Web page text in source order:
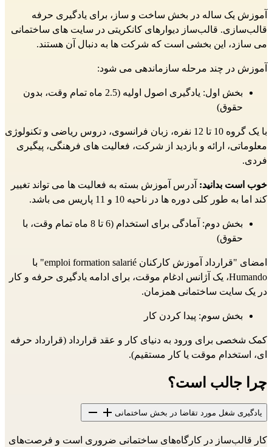
آموزش یک ساله در بخش ساخت و ساز، برای یادگیری حرفه
قالب‌سازی. قالب‌ساز دیوارهای کانکریتی در سایت های ساختمانی
می سازد، این بخشی است که شرکت ها به دنبال آن هستند.
آموزش در چند مرحله سازماندهی می شود:
بخش اول: یادگیری اصول اولیه (2.5 ماه تمام وقت، بدون
حقوق)
با یک گروه 10 تا 12 نفره، زبان فرانسوی، دروس ریاضی و تکنولوژی
معلوماتی، ارائه و بازدید از شرکت، فعالیت های فرهنگی، پیگیری
فردی.
خوب است بدانید: آدرس آموزش بسته به فعالیت ها می تواند تغییر
کند اما به طور کلی دوره ها در ناحیه 10 و 11 پاریس می باشد.
بخش دوم: آمادگی برای استخدام (6 تا 8 ماه تمام وقت، با
حقوق)
امضای "قرارداد آموزش کارکنان emploi formation salarié" با
Humando، یک آژانس ادغام موقت، برای ادامه یادگیری حرفه و کار
در یک سایت ساختمانی همزمان.
بخش سوم: پیدا کردن کار
کمک شخصی برای ورود به دنیای کار و عقد قرارداد (قرارداد حرفه
ای، استخدام موقت یا کار مستقیم).
چرا جالب است؟
یادگیری شغل مورد تقاضا در بخش ساختمانی
کار قالب‌ساز در کارگاه‌های ساختمانی ضروری است و فرصت‌های